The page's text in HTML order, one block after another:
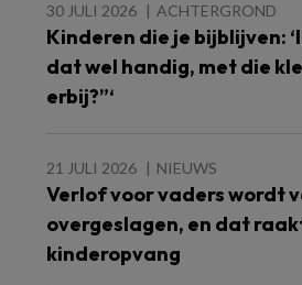
30 JULI 2026 ACHTERGROND
Kinderen die je bijblijven:
dat wel handig, met die
erbij?”‘
21 JULI 2026 NIEUWS
Verlof voor vaders wordt
overgeslagen, en dat
kinderopvang